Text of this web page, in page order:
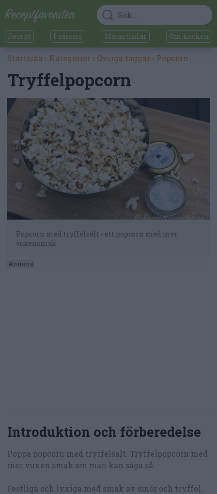
Recept I säsong Matartiklar Om kocken
Startsida › Kategorier › Övriga taggar › Popcorn
Tryffelpopcorn
Popcorn med tryffelsalt - ett popcorn med mer
vuxensmak
Introduktion och förberedelse
Poppa popcorn med tryffelsalt. Tryffelpopcorn med
mer vuxen smak om man kan säga så.
Festliga och lyxiga med smak av smör och tryffel.